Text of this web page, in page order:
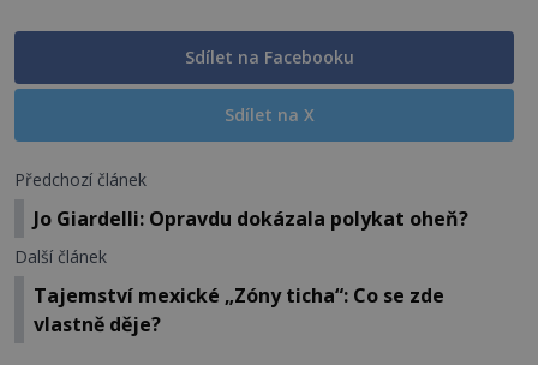
Sdílet na Facebooku
Sdílet na X
Předchozí článek
Jo Giardelli: Opravdu dokázala polykat oheň?
Další článek
Tajemství mexické „Zóny ticha“: Co se zde
vlastně děje?